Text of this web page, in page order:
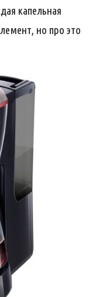
капельная
но про это